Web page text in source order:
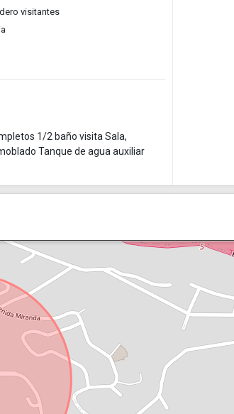
visitantes
1/2 baño visita Sala,
Tanque de agua auxiliar